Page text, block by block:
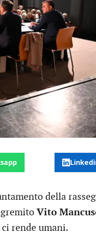
della
Vito
rende umani.